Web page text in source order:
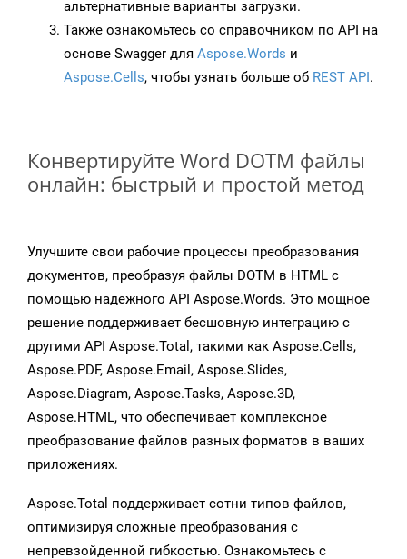
альтернативные варианты загрузки.
Также ознакомьтесь со справочником по API на
основе Swagger для Aspose.Words и
Aspose.Cells, чтобы узнать больше об REST API.
Конвертируйте Word DOTM файлы
онлайн: быстрый и простой метод
Улучшите свои рабочие процессы преобразования
документов, преобразуя файлы DOTM в HTML с
помощью надежного API Aspose.Words. Это мощное
решение поддерживает бесшовную интеграцию с
другими API Aspose.Total, такими как Aspose.Cells,
Aspose.PDF, Aspose.Email, Aspose.Slides,
Aspose.Diagram, Aspose.Tasks, Aspose.3D,
Aspose.HTML, что обеспечивает комплексное
преобразование файлов разных форматов в ваших
приложениях.
Aspose.Total поддерживает сотни типов файлов,
оптимизируя сложные преобразования с
непревзойденной гибкостью. Ознакомьтесь с